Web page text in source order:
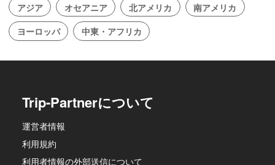
アジア
オセアニア 北アメリカ
南アメリカ
ヨーロッパ
中東・アフリカ
Trip-Partnerについて
運営者情報
利用規約
利用者情報の外部送信について